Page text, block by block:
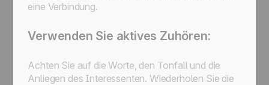
eine Verbindung.
Verwenden Sie aktives Zuhören:
Achten Sie auf die Worte, den Tonfall und die
Anliegen des Interessenten. Wiederholen Sie die